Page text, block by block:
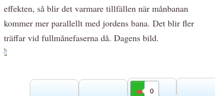
effekten, så blir det varmare tillfällen när månbanan
kommer mer parallellt med jordens bana. Det blir fler
träffar vid fullmånefaserna då. Dagens bild.
0
Gilla